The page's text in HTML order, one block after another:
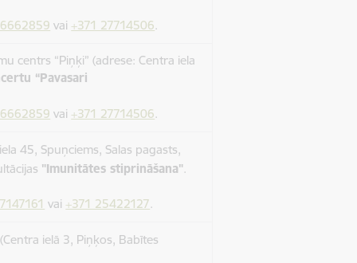
vai+371 27714506.
centrs “Piņķi” (adrese: Centra iela
“Pavasari
vai+371 27714506.
45, Spuņciems, Salas pagasts,
"Imunitātes stiprināšana".
vai+371 25422127.
ielā 3, Piņķos, Babītes